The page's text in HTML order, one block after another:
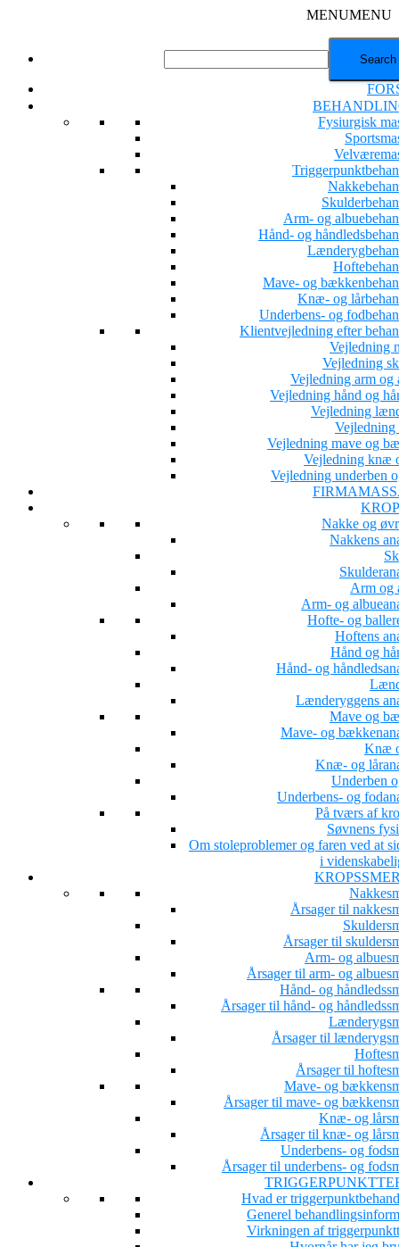
MENUMENU
Fysiurgisk
Arm- og
Hånd- og
Mave- og
Knæ- og
Underbens- og
Klientvejledning efter
Vejledning
Vejledning
Vejledning arm og
Vejledning hånd og
Vejledning
Vejledning
Vejledning mave og
Vejledning knæ
Vejledning underben
Nakke og
Nakkens
Arm og
Arm- og
Hofte- og
Hoftens
Hånd og
Hånd- og
Lænderyggens
Mave og
Mave- og
Knæ
Knæ- og
Underben
Underbens- og
På tværs af
Søvnens
Om stoleproblemer og faren ved at
i
Årsager til
Årsager til
Arm- og
Årsager til arm- og
Hånd- og
Årsager til hånd- og
Årsager til
Årsager til
Mave- og
Årsager til mave- og
Knæ- og
Årsager til knæ- og
Underbens- og
Årsager til underbens- og
Hvad er
Generel
Virkningen af